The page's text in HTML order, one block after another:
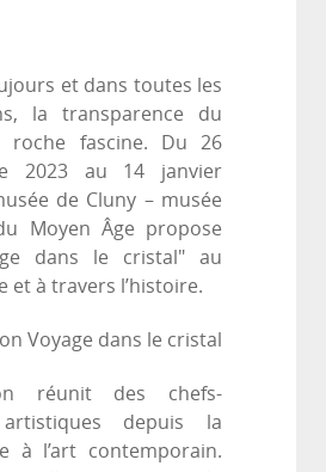
et dans toutes les
la transparence du
roche fascine. Du 26
2023 au 14 janvier
de Cluny – musée
Moyen Âge propose
dans le cristal" au
et à travers l’histoire.
réunit des chefs-
depuis la
à l’art contemporain.